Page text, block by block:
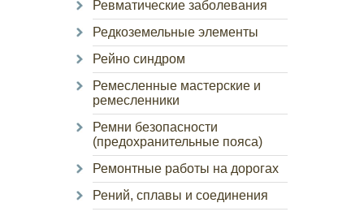
Ревматические заболевания
Редкоземельные элементы
Рейно синдром
Ремесленные мастерские и
ремесленники
Ремни безопасности
(предохранительные пояса)
Ремонтные работы на дорогах
Рений, сплавы и соединения